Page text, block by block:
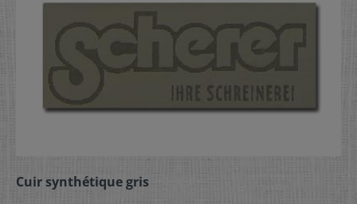
Cuir synthétique gris